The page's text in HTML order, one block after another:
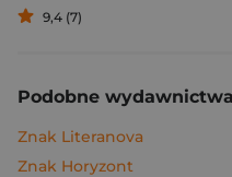
9,4 (7)
Podobne wydawnictwa
Znak Literanova
Znak Horyzont